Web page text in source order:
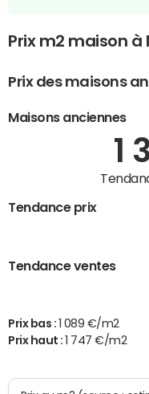
Prix m2 maison à
Prix des maisons
Maisons anciennes
1
Tendance prix
Tendance ventes
Prix bas :
1 089 €/m2
Prix haut :
1 747 €/m2